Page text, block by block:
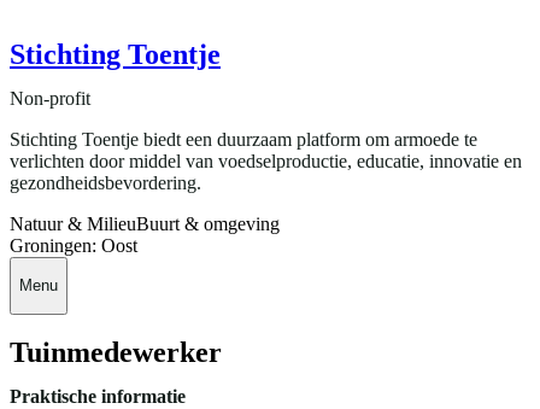
Stichting Toentje
Non-profit
Stichting Toentje biedt een duurzaam platform om armoede te
verlichten door middel van voedselproductie, educatie, innovatie en
gezondheidsbevordering.
Natuur & MilieuBuurt & omgeving
Groningen: Oost
Menu
Tuinmedewerker
Praktische informatie